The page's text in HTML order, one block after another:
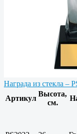
Награда из стекла –
Артикул
Высота,
см.